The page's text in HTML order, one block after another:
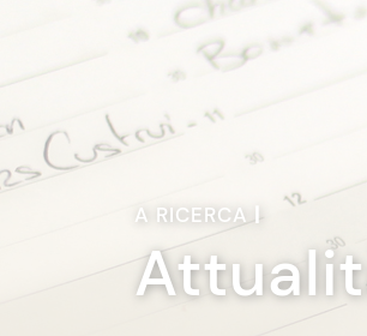
A RICERCA|